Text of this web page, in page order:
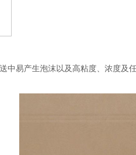
中易产生泡沫以及高粘度、浓度